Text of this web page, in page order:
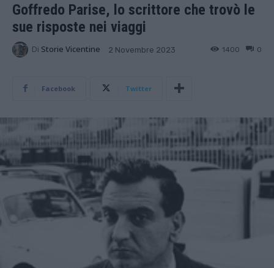
Goffredo Parise, lo scrittore che trovò le
sue risposte nei viaggi
Di Storie Vicentine 2 Novembre 2023 0
1400
Facebook Twitter